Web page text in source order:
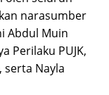
narasumber
Abdul Muin
Perilaku PUJK,
serta Nayla